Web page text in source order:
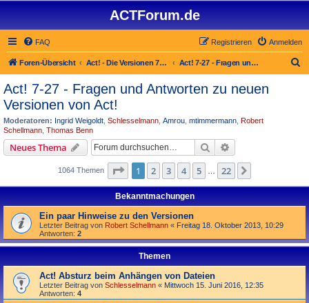
ACTForum.de
FAQ Anmelden
Registrieren
Foren-Übersicht Act! - Die Versionen 7.x bis 27.x Act! 7-27 - Fragen und Antworten zu neuen Versionen von Act!
Act! 7-27 - Fragen und Antworten zu neuen
Versionen von Act!
Moderatoren: Ingrid Weigoldt Schlesselmann Amrou mtimmermann Robert
Schellmann Thomas Benn
Neues Thema Suche
1064 Themen Seite 1von 22
1 2 3 4 5 22
Bekanntmachungen
Ein paar Hinweise zu den Versionen
Letzter Beitrag von Robert Schellmann « Freitag 18. Oktober 2013, 10:29
Antworten: 2
Themen
Act! Absturz beim Anhängen von Dateien
Letzter Beitrag von Schlesselmann « Mittwoch 15. Juni 2016, 12:35
Antworten: 4